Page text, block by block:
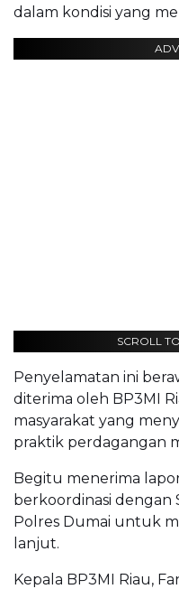
dalam kondisi yang
SCROLL
Penyelamatan ini
diterima oleh BP3MI
masyarakat yang
praktik perdagangan
Begitu menerima
berkoordinasi dengan
Polres Dumai untuk
lanjut.
Kepala BP3MI Riau,